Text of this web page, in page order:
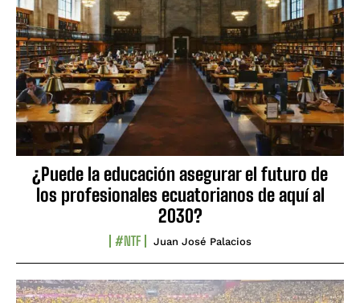
¿Puede la educación asegurar el futuro de
los profesionales ecuatorianos de aquí al
2030?
#NTF Juan José Palacios